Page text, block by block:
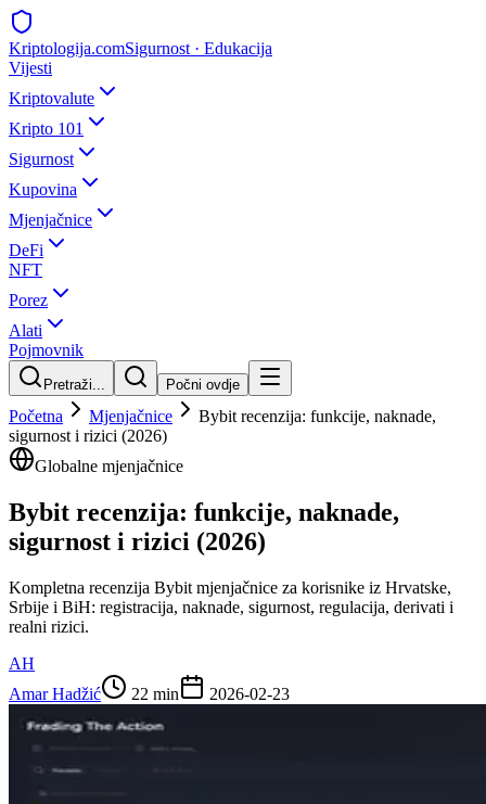
Kriptologija.comSigurnost · Edukacija
Vijesti
Kriptovalute
Kripto 101
Sigurnost
Kupovina
Mjenjačnice
DeFi
NFT
Porez
Alati
Pojmovnik
Pretraži... Počni ovdje
Početna Mjenjačnice
Bybit recenzija: funkcije, naknade,
sigurnost i rizici (2026)
Globalne mjenjačnice
Bybit recenzija: funkcije, naknade,
sigurnost i rizici (2026)
Kompletna recenzija Bybit mjenjačnice za korisnike iz Hrvatske,
Srbije i BiH: registracija, naknade, sigurnost, regulacija, derivati i
realni rizici.
AH
Amar Hadžić
22 min 2026-02-23